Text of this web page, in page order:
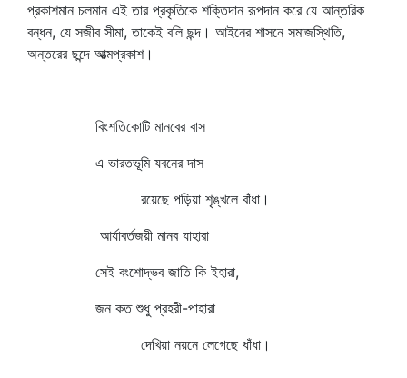
প্রকাশমান চলমান এই তার প্রকৃতিকে শক্তিদান রূপদান করে যে আন্তরিক
বন্ধন, যে সজীব সীমা, তাকেই বলি ছন্দ। আইনের শাসনে সমাজস্থিতি,
অন্তরের ছন্দে আত্মপ্রকাশ।
বিংশতিকোটি মানবের বাস
এ ভারতভূমি যবনের দাস
রয়েছে পড়িয়া শৃঙ্খলে বাঁধা।
আর্যাবর্তজয়ী মানব যাহারা
সেই বংশোদ্ভব জাতি কি ইহারা,
জন কত শুধু প্রহরী-পাহারা
দেখিয়া নয়নে লেগেছে ধাঁধা।